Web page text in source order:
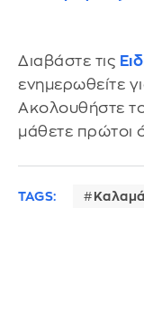
Διαβάστε τις
ενημερωθείτε
Ακολουθήστε
μάθετε πρώτοι
TAGS: